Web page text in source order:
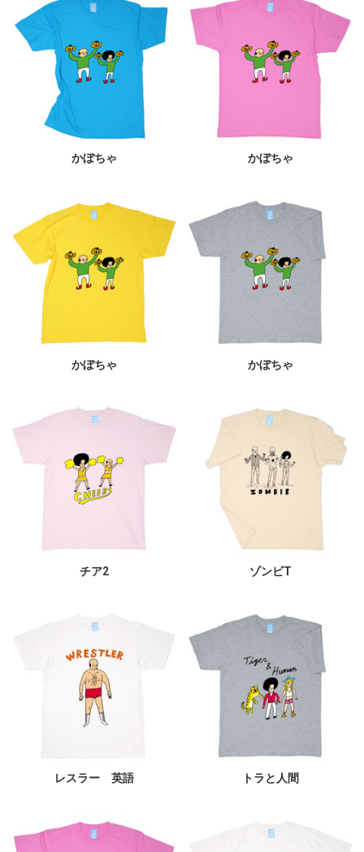
かぼちゃ かぼちゃ
かぼちゃ かぼちゃ
チア2 ゾンビT
レスラー 英語 トラと人間